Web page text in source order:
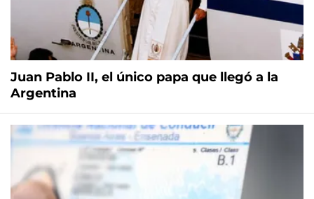
Juan Pablo II, el único papa que llegó a la
Argentina